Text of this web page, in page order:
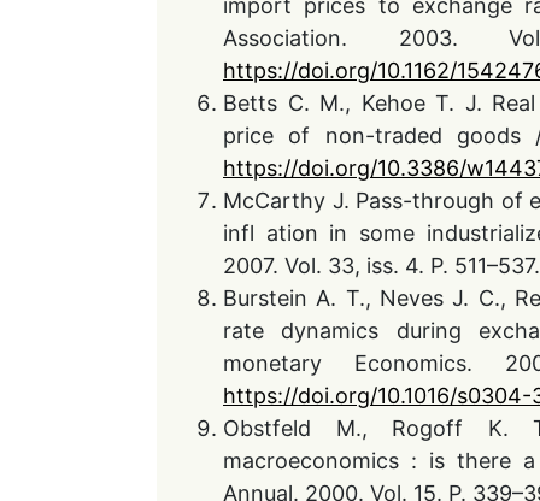
import prices to exchange
Association.
https://doi.org/10.1162/
Betts C. M., Kehoe T. J.
price of non-traded goods
https://doi.org/10.3386/
McCarthy J. Pass-through of
infl ation in some
2007. Vol. 33, iss. 4. P.
Burstein A. T., Neves J. C.,
rate dynamics during
monetary Economics.
https://doi.org/10.1016/
Obstfeld M., Rogoff K.
macroeconomics : is there
Annual. 2000. Vol. 15. P.